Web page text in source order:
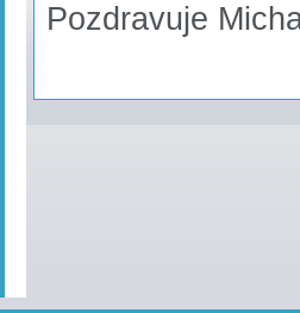
Pozdravuje